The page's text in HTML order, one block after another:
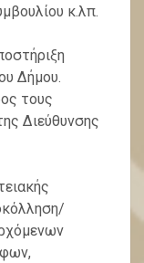
κ.λπ.
Δήμου.
τους
Διεύθυνσης